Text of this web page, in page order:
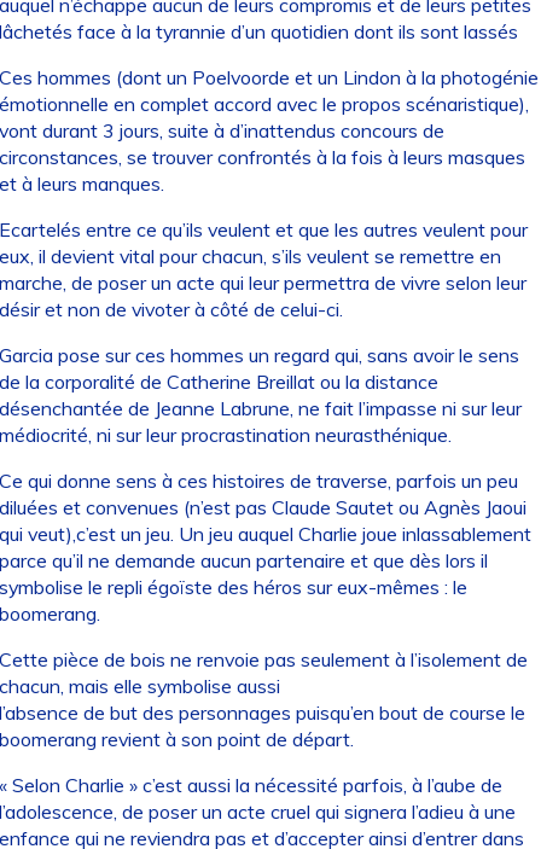
n’échappe aucun de leurs compromis et de leurs petites
face à la tyrannie d’un quotidien dont ils sont lassés
hommes (dont un Poelvoorde et un Lindon à la photogénie
en complet accord avec le propos scénaristique),
durant 3 jours, suite à d’inattendus concours de
se trouver confrontés à la fois à leurs masques
à leurs manques.
entre ce qu’ils veulent et que les autres veulent pour
il devient vital pour chacun, s’ils veulent se remettre en
de poser un acte qui leur permettra de vivre selon leur
et non de vivoter à côté de celui-ci.
pose sur ces hommes un regard qui, sans avoir le sens
la corporalité de Catherine Breillat ou la distance
de Jeanne Labrune, ne fait l’impasse ni sur leur
ni sur leur procrastination neurasthénique.
qui donne sens à ces histoires de traverse, parfois un peu
et convenues (n’est pas Claude Sautet ou Agnès Jaoui
veut),c’est un jeu. Un jeu auquel Charlie joue inlassablement
qu’il ne demande aucun partenaire et que dès lors il
le repli égoïste des héros sur eux-mêmes : le
pièce de bois ne renvoie pas seulement à l’isolement de
mais elle symbolise aussi
de but des personnages puisqu’en bout de course le
revient à son point de départ.
Selon Charlie » c’est aussi la nécessité parfois, à l’aube de
de poser un acte cruel qui signera l’adieu à une
qui ne reviendra pas et d’accepter ainsi d’entrer dans